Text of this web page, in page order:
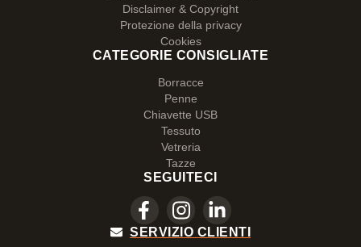
Disclaimer & Copyright
Protezione della privacy
Cookies
CATEGORIE CONSIGLIATE
Borracce
Penne
Chiavette USB
Tessuto
Vetreria
Tazze
SEGUITECI
SERVIZIO CLIENTI